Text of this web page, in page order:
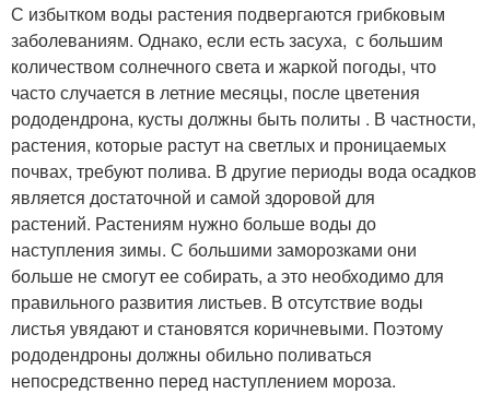
С избытком воды растения подвергаются грибковым
заболеваниям. Однако, если есть засуха, с большим
количеством солнечного света и жаркой погоды, что
часто случается в летние месяцы, после цветения
рододендрона, кусты должны быть политы . В частности,
растения, которые растут на светлых и проницаемых
почвах, требуют полива. В другие периоды вода осадков
является достаточной и самой здоровой для
растений. Растениям нужно больше воды до
наступления зимы. С большими заморозками они
больше не смогут ее собирать, а это необходимо для
правильного развития листьев. В отсутствие воды
листья увядают и становятся коричневыми. Поэтому
рододендроны должны обильно поливаться
непосредственно перед наступлением мороза.